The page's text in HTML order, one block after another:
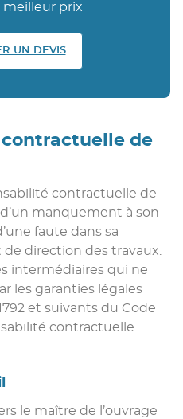
meilleur prix
UN DEVIS
de
contractuelle de
manquement à son
faute dans sa
direction des travaux.
intermédiaires qui ne
les garanties légales
et suivants du Code
contractuelle.
le maître de l’ouvrage